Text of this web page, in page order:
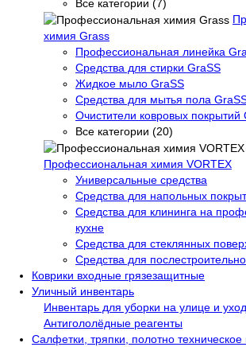
Все категории (7)
химия Grass
Профессиональная линейка
Средства для стирки GraSS
Жидкое мыло GraSS
Средства для мытья пола
Очистители ковровых покрытий
Все категории (20)
Профессиональная химия VORTEX
Универсальные средства
Средства для напольных
Средства для клининга на
кухне
Средства для стеклянных
Средства для
Коврики входные грязезащитные
Уличный инвентарь
Инвентарь для уборки на улице и
Антигололёдные реагенты
Салфетки, тряпки, полотно техническое